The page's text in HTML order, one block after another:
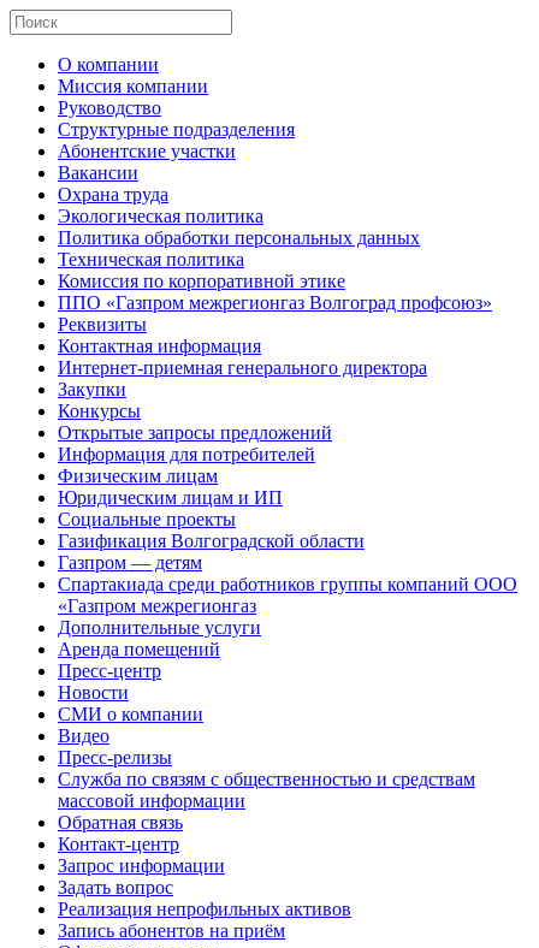
О компании
Миссия компании
Руководство
Структурные подразделения
Абонентские участки
Вакансии
Охрана труда
Экологическая политика
Политика обработки персональных данных
Техническая политика
Комиссия по корпоративной этике
ППО «Газпром межрегионгаз Волгоград профсоюз»
Реквизиты
Контактная информация
Интернет-приемная генерального директора
Закупки
Конкурсы
Открытые запросы предложений
Информация для потребителей
Физическим лицам
Юридическим лицам и ИП
Социальные проекты
Газификация Волгоградской области
Газпром — детям
Спартакиада среди работников группы компаний ООО
«Газпром межрегионгаз
Дополнительные услуги
Аренда помещений
Пресс-центр
Новости
СМИ о компании
Видео
Пресс-релизы
Служба по связям с общественностью и средствам
массовой информации
Обратная связь
Контакт-центр
Запрос информации
Задать вопрос
Реализация непрофильных активов
Запись абонентов на приём